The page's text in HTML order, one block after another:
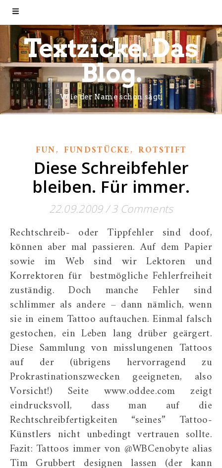
Textzicke. Das
Blog.
Wie der Name schon sagt.
FUN, FUNDSTÜCKE, ROTSTIFT
Diese Schreibfehler
bleiben. Für immer.
22.09.2009/ 3 Comments
Rechtschreib- oder Tippfehler sind doof,
können aber mal passieren. Auf dem Papier
sowie im Web sind wir Lektoren und
Korrektoren für bestmögliche Fehlerfreiheit
zuständig. Doch manche Fehler sind
schlimmer als andere – dann nämlich, wenn
sie in einem Tattoo auftauchen. Einmal falsch
gestochen, ein Leben lang drüber geärgert.
Diese Sammlung von misslungenen Tattoos
auf der (übrigens hervorragend zu
Prokrastinationszwecken geeigneten, also
Vorsicht!) Seite www.oddee.com zeigt
eindrucksvoll, dass man auf die
Rechtschreibfertigkeiten “seines” Tattoo-
Künstlers nicht unbedingt vertrauen sollte.
Fazit: Tattoos immer von @WBCenobyte alias
Tim Grubbert designen lassen (der kann